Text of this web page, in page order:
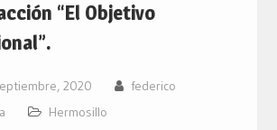
“El Objetivo
2020
federico
Hermosillo